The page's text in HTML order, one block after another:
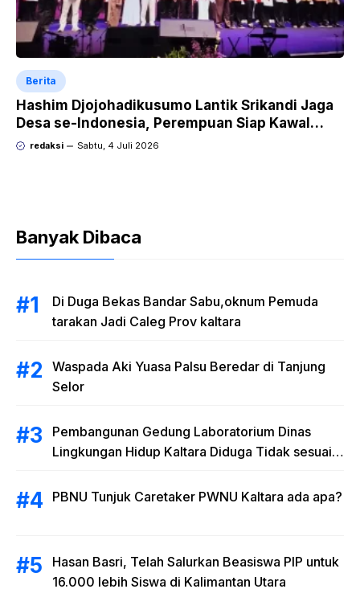
Berita
Hashim Djojohadikusumo Lantik Srikandi Jaga
Desa se-Indonesia, Perempuan Siap Kawal
Program Strategis Prabowo
redaksi Sabtu, 4 Juli 2026
Banyak Dibaca
Di Duga Bekas Bandar Sabu,oknum Pemuda
tarakan Jadi Caleg Prov kaltara
Waspada Aki Yuasa Palsu Beredar di Tanjung
Selor
Pembangunan Gedung Laboratorium Dinas
Lingkungan Hidup Kaltara Diduga Tidak sesuai
PBNU Tunjuk Caretaker PWNU Kaltara ada apa?
Hasan Basri, Telah Salurkan Beasiswa PIP untuk
16.000 lebih Siswa di Kalimantan Utara